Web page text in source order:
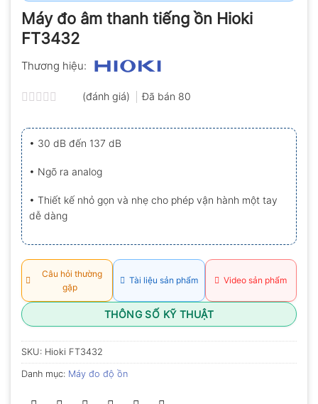
Máy đo âm thanh tiếng ồn Hioki
FT3432
Thương hiệu:
xếp
hạng
0.0
5
sao
(đánh giá) Đã bán 80
• 30 dB đến 137 dB
• Ngõ ra analog
• Thiết kế nhỏ gọn và nhẹ cho phép vận hành một tay
dễ dàng
Câu hỏi thường
gặp
Tài liệu sản phẩm Video sản phẩm
THÔNG SỐ KỸ THUẬT
SKU: Hioki FT3432
Danh mục: Máy đo độ ồn